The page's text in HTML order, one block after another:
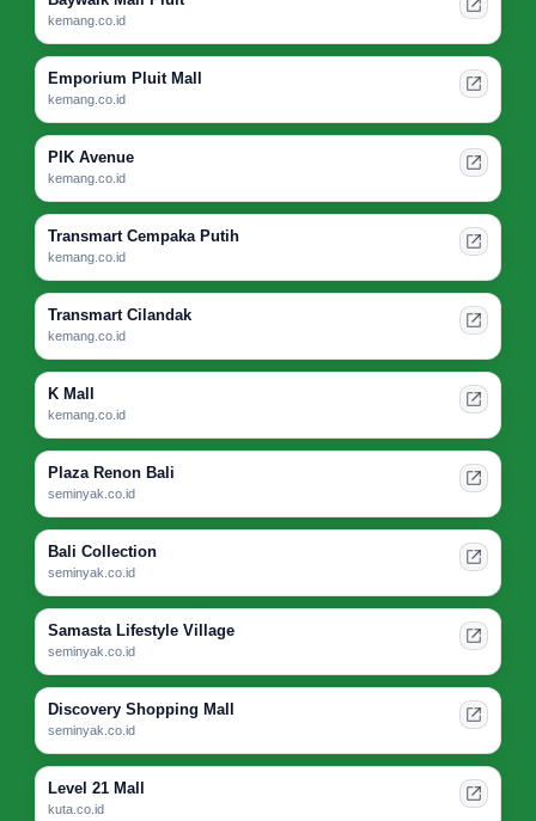
kemang.co.id
Emporium Pluit Mall
kemang.co.id
PIK Avenue
kemang.co.id
Transmart Cempaka Putih
kemang.co.id
Transmart Cilandak
kemang.co.id
K Mall
kemang.co.id
Plaza Renon Bali
seminyak.co.id
Bali Collection
seminyak.co.id
Samasta Lifestyle Village
seminyak.co.id
Discovery Shopping Mall
seminyak.co.id
Level 21 Mall
kuta.co.id